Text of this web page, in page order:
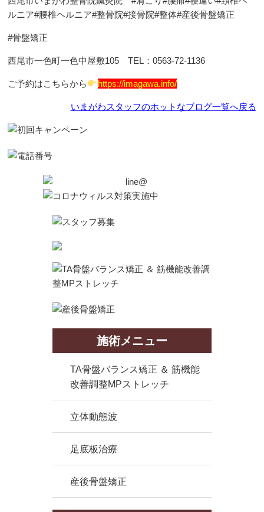
いまがわスタッフのホットなブログ
ルニア#腰椎ヘルニア#整骨院#接骨院#整体#産後骨盤矯正
#骨盤矯正
西尾市一色町一色中屋敷105 TEL：0563‐72‐1136
ご予約はこちらから https://imagawa.info/
いまがわスタッフのホットなブログ一覧へ戻る
施術メニュー
TA骨盤バランス矯正 ＆ 筋機能
改善調整MPストレッチ
立体動態波
足底板治療
産後骨盤矯正